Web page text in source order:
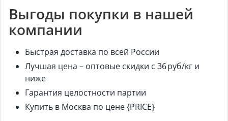
Выгоды покупки в нашей
компании
Быстрая доставка по всей России
Лучшая цена – оптовые скидки с 36 руб/кг и
ниже
Гарантия целостности партии
Купить в Москва по цене {PRICE}